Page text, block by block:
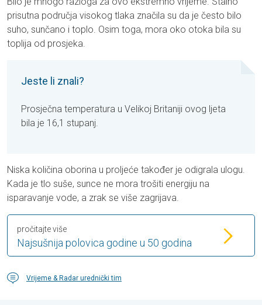
prisutna područja visokog tlaka značila su da je često bilo
suho, sunčano i toplo. Osim toga, mora oko otoka bila su
toplija od prosjeka.
Jeste li znali?
Prosječna temperatura u Velikoj Britaniji ovog ljeta
bila je 16,1 stupanj.
Niska količina oborina u proljeće također je odigrala ulogu.
Kada je tlo suše, sunce ne mora trošiti energiju na
isparavanje vode, a zrak se više zagrijava.
Najsušnija polovica godine u 50 godina
pročitajte više
Vrijeme & Radar urednički tim